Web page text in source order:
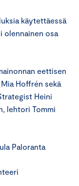
käytettäessä
olennainen osa
eettisen
Hoffrén sekä
Heini
lehtori Tommi